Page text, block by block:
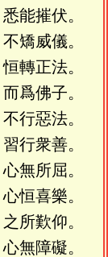
能摧伏。
矯威儀。
轉正法。
爲佛子。
行惡法。
行衆善。
無所屈。
恒喜樂。
所歎仰。
無障礙。